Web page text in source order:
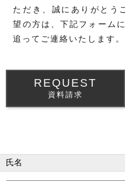
ただき、誠にありがとう
望の方は、下記フォーム
追ってご連絡いたします。
REQUEST
資料請求
氏名